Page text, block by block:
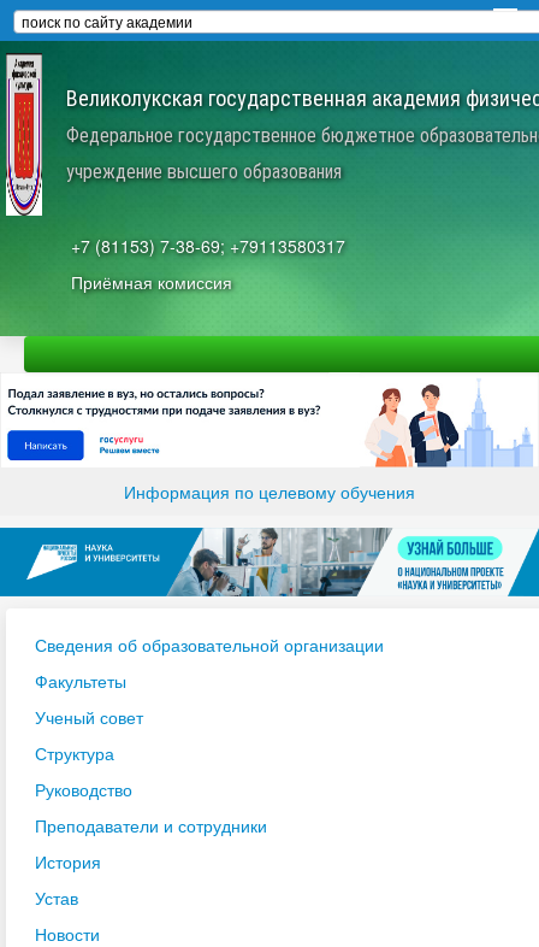
Великолукская государственная академия
Федеральное государственное бюджетное
учреждение высшего образования
+7 (81153) 7-38-69; +79113580317
Приёмная комиссия
Информация по целевому обучения
Сведения об образовательной организации
Факультеты
Ученый совет
Структура
Руководство
Преподаватели и сотрудники
История
Устав
Новости